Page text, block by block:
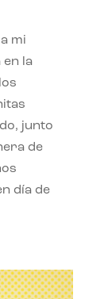
mi
en la
junto
de
día de